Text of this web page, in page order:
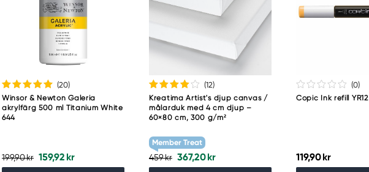
(20)
Winsor & Newton Galeria
akrylfärg 500 ml Titanium White
644
199,90 kr 159,92 kr
(12)
Kreatima Artist's djup canvas /
målarduk med 4 cm djup –
60×80 cm, 300 g/m²
Member Treat
459 kr 367,20 kr
(0)
Copic Ink refill
119,90 kr